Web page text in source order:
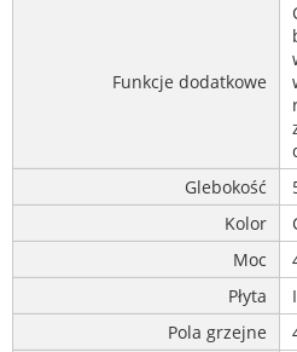
Funkcje dodatkowe
Glebokość
Kolor
Moc
Płyta
Pola grzejne